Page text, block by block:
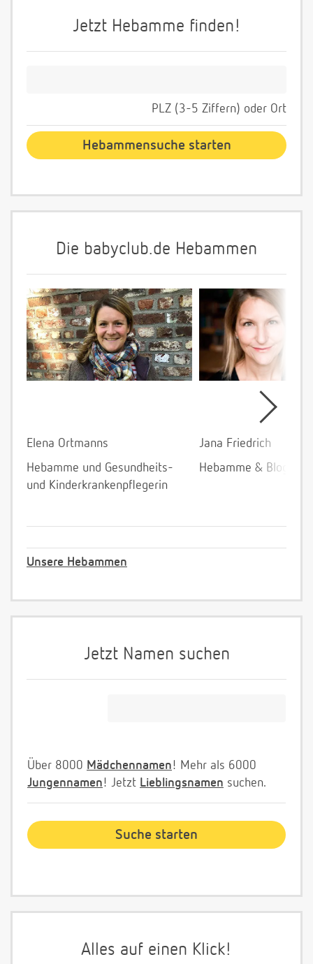
Jetzt Hebamme finden!
PLZ (3-5 Ziffern) oder Ort
Die babyclub.de Hebammen
Elena Ortmanns
Hebamme und Gesundheits-
und Kinderkrankenpflegerin
Jana Friedrich
Hebamme &
Unsere Hebammen
Jetzt Namen suchen
Über 8000 Mädchennamen! Mehr als 6000
Jungennamen! Jetzt Lieblingsnamen suchen.
Alles auf einen Klick!